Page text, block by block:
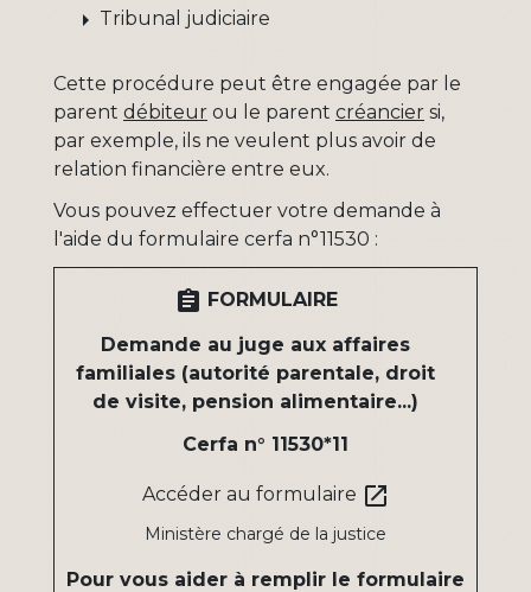
arrow_right Tribunal judiciaire
Cette procédure peut être engagée par le
parent débiteur ou le parent créancier si,
par exemple, ils ne veulent plus avoir de
relation financière entre eux.
Vous pouvez effectuer votre demande à
l'aide du formulaire cerfa n°11530 :
assignment FORMULAIRE
Demande au juge aux affaires
familiales (autorité parentale, droit
de visite, pension alimentaire...)
Cerfa n° 11530*11
Accéder au formulaire open_in_new
Ministère chargé de la justice
Pour vous aider à remplir le formulaire